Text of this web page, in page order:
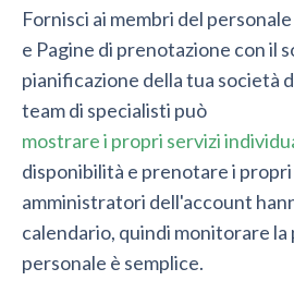
Fornisci ai membri del personale
e Pagine di prenotazione con il
pianificazione della tua società
team di specialisti può
mostrare i propri servizi
disponibilità e prenotare i
amministratori dell'account
calendario, quindi monitorare
personale è semplice.